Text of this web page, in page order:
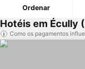
Ordenar
Hotéis em Écully
Como os pagamentos